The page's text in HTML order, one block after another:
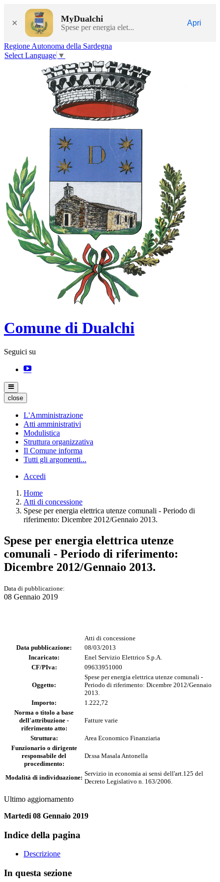
× MyDualchi
Spese per energia elet...
Apri
Regione Autonoma della Sardegna
Select Language ▼
Comune di Dualchi
Seguici su
close
L'Amministrazione
Atti amministrativi
Modulistica
Struttura organizzativa
Il Comune informa
Tutti gli argomenti...
Accedi
Home
Atti di concessione
Spese per energia elettrica utenze comunali - Periodo di
riferimento: Dicembre 2012/Gennaio 2013.
Spese per energia elettrica utenze
comunali - Periodo di riferimento:
Dicembre 2012/Gennaio 2013.
Data di pubblicazione:
08 Gennaio 2019
Atti di concessione
Data pubblicazione:
08/03/2013
Incaricato:
Enel Servizio Elettrico S.p.A.
CF/PIva:
09633951000
Oggetto:
Spese per energia elettrica utenze comunali -
Periodo di riferimento: Dicembre 2012/Gennaio
2013.
Importo:
1.222,72
Norma o titolo a base
dell'attribuzione -
riferimento atto:
Fatture varie
Struttura:
Area Economico Finanziaria
Funzionario o dirigente
responsabile del
procedimento:
Dr.ssa Masala Antonella
Modalità di individuazione:
Servizio in economia ai sensi dell'art.125 del
Decreto Legislativo n. 163/2006.
Ultimo aggiornamento
Martedi 08 Gennaio 2019
Indice della pagina
Descrizione
In questa sezione